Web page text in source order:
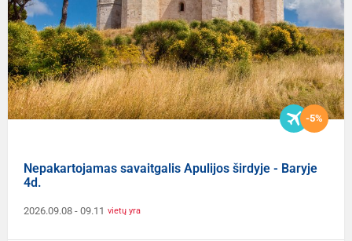
-5%
Nepakartojamas savaitgalis Apulijos širdyje - Baryje
4d.
2026.09.08 - 09.11 vietų yra